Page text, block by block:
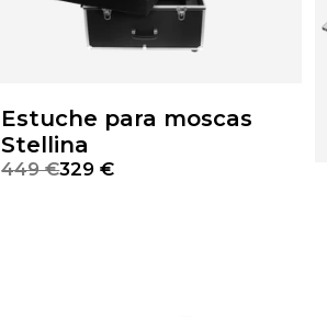
Estuche para moscas
Stellina
449 €329 €